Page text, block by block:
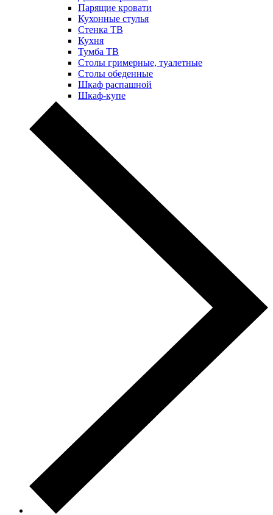
Парящие кровати
Кухонные стулья
Стенка ТВ
Кухня
Тумба ТВ
Столы гримерные, туалетные
Столы обеденные
Шкаф распашной
Шкаф-купе